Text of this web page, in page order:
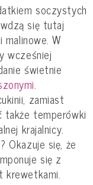
soczystych
się tutaj
W
wcześniej
świetnie
zamiast
także temperówki
krajalnicy.
Okazuje się, że
się z
krewetkami.